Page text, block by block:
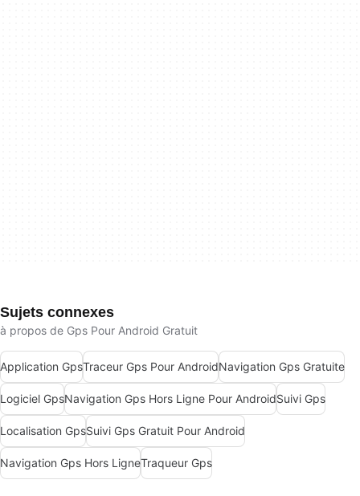
Sujets connexes
à propos de Gps Pour Android Gratuit
Application GpsTraceur Gps Pour AndroidNavigation Gps Gratuite
Logiciel GpsNavigation Gps Hors Ligne Pour AndroidSuivi Gps
Localisation GpsSuivi Gps Gratuit Pour Android
Navigation Gps Hors LigneTraqueur Gps